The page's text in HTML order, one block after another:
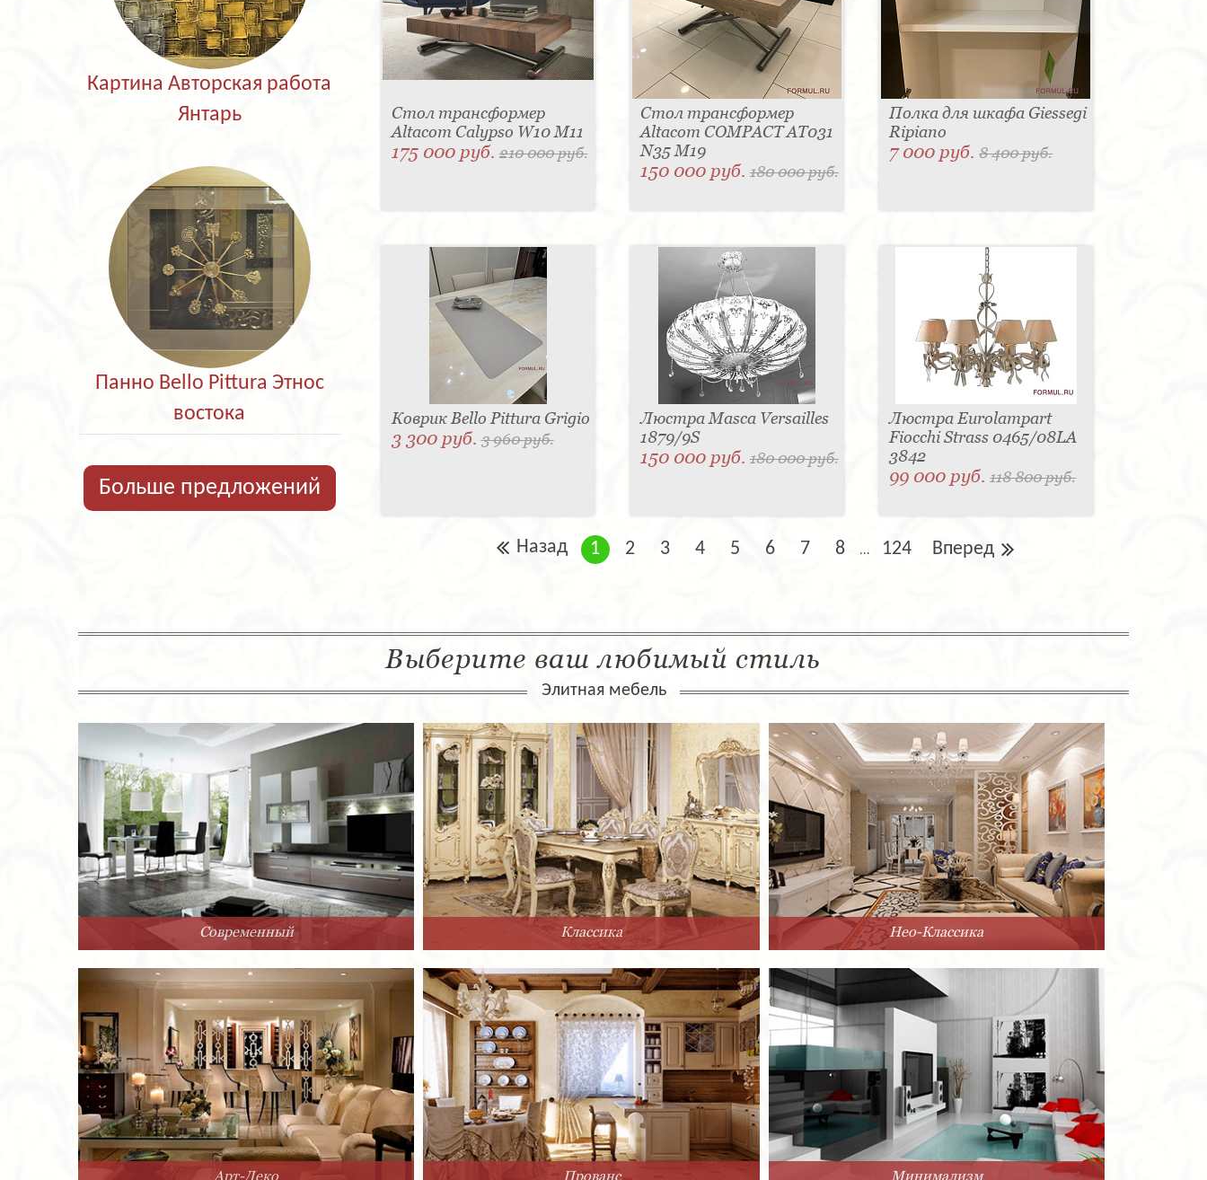
Картина Авторская работа
Янтарь
Панно Bello Pittura Этнос
востока
Больше предложений
Стол трансформер
Altacom Calypso W10 M11
175 000 руб.210 000 руб.
Стол трансформер
Altacom COMPACT AT031
N35 M19
150 000 руб. 180 000 руб.
Полка для шкафа Giessegi
Ripiano
7 000 руб.8 400 руб.
Коврик Bello Pittura Grigio
3 300 руб.3 960 руб.
Люстра Masca Versailles
1879/9S
150 000 руб. 180 000 руб.
Люстра Eurolampart
Fiocchi Strass 0465/08LA
3842
99 000 руб.118 800 руб.
Назад 1 2 3 4 5 6 7 8 ... 124 Вперед
Выберите ваш любимый стиль
Элитная мебель
Современный Классика Нео-Классика
Арт-Деко Прованс Минимализм